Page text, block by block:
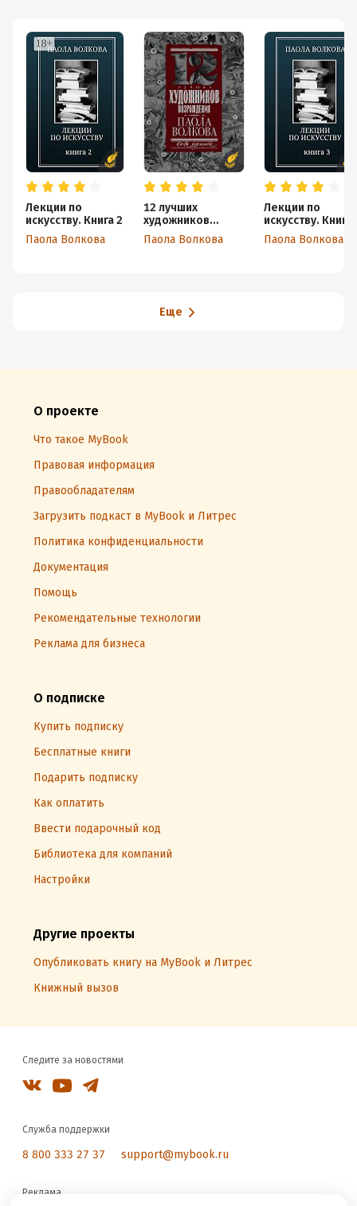
Лекции по
искусству. Книга 2
Паола Волкова
12 лучших
художников
Возрождения
Паола Волкова
Лекции по
искусству. Книга
Паола Волкова
Еще
О проекте
Что такое MyBook
Правовая информация
Правообладателям
Загрузить подкаст в MyBook и Литрес
Политика конфиденциальности
Документация
Помощь
Рекомендательные технологии
Реклама для бизнеса
О подписке
Купить подписку
Бесплатные книги
Подарить подписку
Как оплатить
Ввести подарочный код
Библиотека для компаний
Настройки
Другие проекты
Опубликовать книгу на MyBook и Литрес
Книжный вызов
Следите за новостями
Служба поддержки
8 800 333 27 37 support@mybook.ru
Реклама